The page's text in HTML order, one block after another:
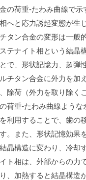
の荷重‐たわみ曲線で
へと応力誘起変態が
タン合金の変形は一般
テナイト相という結晶
で、形状記憶力、超弾
チタン合金に外力を加
除荷（外力を取り除
荷重‐たわみ曲線よう
利用することで、歯の
。
また、形状記憶効果
晶構造に変わり、冷却
ト相は、外部からの力
、加熱すると結晶構造